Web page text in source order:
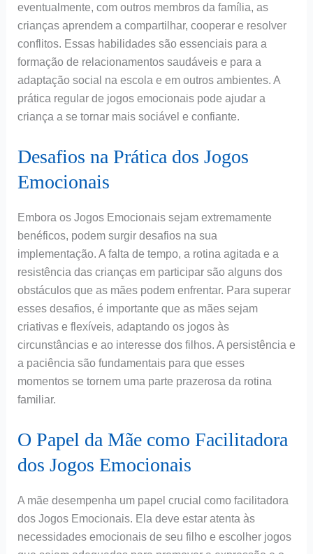
eventualmente, com outros membros da família, as
crianças aprendem a compartilhar, cooperar e resolver
conflitos. Essas habilidades são essenciais para a
formação de relacionamentos saudáveis e para a
adaptação social na escola e em outros ambientes. A
prática regular de jogos emocionais pode ajudar a
criança a se tornar mais sociável e confiante.
Desafios na Prática dos Jogos
Emocionais
Embora os Jogos Emocionais sejam extremamente
benéficos, podem surgir desafios na sua
implementação. A falta de tempo, a rotina agitada e a
resistência das crianças em participar são alguns dos
obstáculos que as mães podem enfrentar. Para superar
esses desafios, é importante que as mães sejam
criativas e flexíveis, adaptando os jogos às
circunstâncias e ao interesse dos filhos. A persistência e
a paciência são fundamentais para que esses
momentos se tornem uma parte prazerosa da rotina
familiar.
O Papel da Mãe como Facilitadora
dos Jogos Emocionais
A mãe desempenha um papel crucial como facilitadora
dos Jogos Emocionais. Ela deve estar atenta às
necessidades emocionais de seu filho e escolher jogos